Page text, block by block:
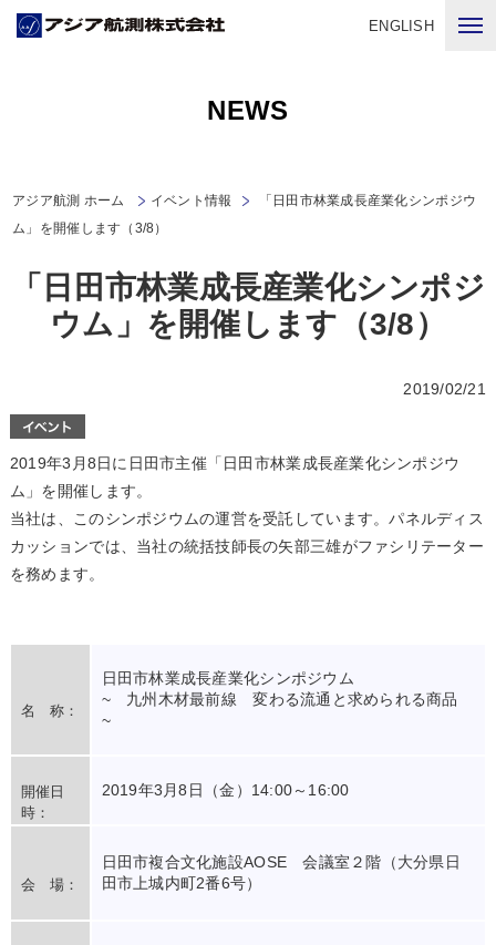
ENGLISH
NEWS
アジア航測 ホーム イベント情報
「日田市林業成長産業化シンポジウ
ム」を開催します（3/8）
「日田市林業成長産業化シンポジ
ウム」を開催します（3/8）
2019/02/21
2019年3月8日に日田市主催「日田市林業成長産業化シンポジウ
ム」を開催します。
当社は、このシンポジウムの運営を受託しています。パネルディス
カッションでは、当社の統括技師長の矢部三雄がファシリテーター
を務めます。
名 称：
日田市林業成長産業化シンポジウム
~ 九州木材最前線 変わる流通と求められる商品
~
開催日
時：
2019年3月8日（金）14:00～16:00
会 場：
日田市複合文化施設AOSE 会議室２階（大分県日
田市上城内町2番6号）